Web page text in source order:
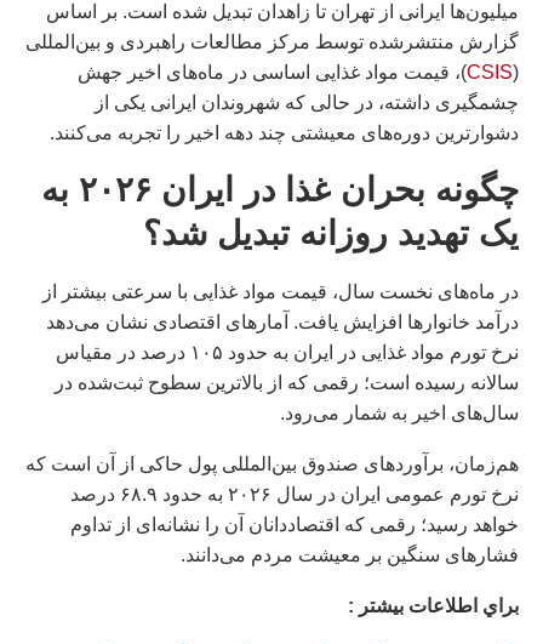
میلیون‌ها ایرانی از تهران تا زاهدان تبدیل شده است. بر اساس
گزارش منتشرشده توسط مرکز مطالعات راهبردی و بین‌المللی
(
CSIS)، قیمت مواد غذایی اساسی در ماه‌های اخیر جهش
چشمگیری داشته، در حالی که شهروندان ایرانی یکی از
دشوارترین دوره‌های معیشتی چند دهه اخیر را تجربه می‌کنند.
چگونه بحران غذا در ایران ۲۰۲۶ به
یک تهدید روزانه تبدیل شد؟
در ماه‌های نخست سال، قیمت مواد غذایی با سرعتی بیشتر از
درآمد خانوارها افزایش یافت. آمارهای اقتصادی نشان می‌دهد
نرخ تورم مواد غذایی در ایران به حدود ۱۰۵ درصد در مقیاس
سالانه رسیده است؛ رقمی که از بالاترین سطوح ثبت‌شده در
سال‌های اخیر به شمار می‌رود.
هم‌زمان، برآوردهای صندوق بین‌المللی پول حاکی از آن است که
نرخ تورم عمومی ایران در سال ۲۰۲۶ به حدود ۶۸.۹ درصد
خواهد رسید؛ رقمی که اقتصاددانان آن را نشانه‌ای از تداوم
فشارهای سنگین بر معیشت مردم می‌دانند.
براي اطلاعات بيشتر :